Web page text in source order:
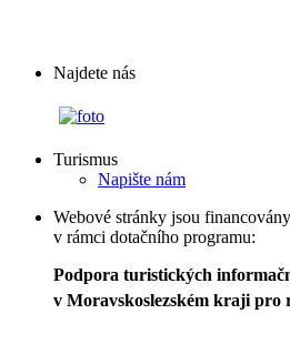
Najdete nás
Turismus
Napište nám
Webové stránky jsou
v rámci dotačního programu:
Podpora turistických
v Moravskoslezském kraji pro